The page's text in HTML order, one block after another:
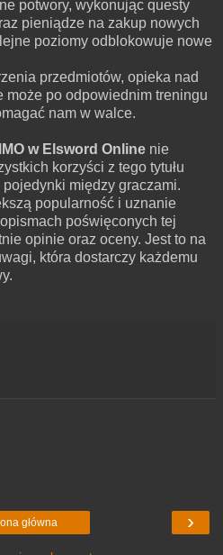
potwory, wykonując questy
pieniądze na zakup nowych
poziomy odblokowuje nowe
przedmiotów, opieka nad
może po odpowiednim treningu
nam w walce.
w Elsword Online nie
korzyści z tego tytułu
między graczami.
popularność i uznanie
poświęconych tej
opinie oraz oceny. Jest to na
która dostarczy każdemu
›
główna